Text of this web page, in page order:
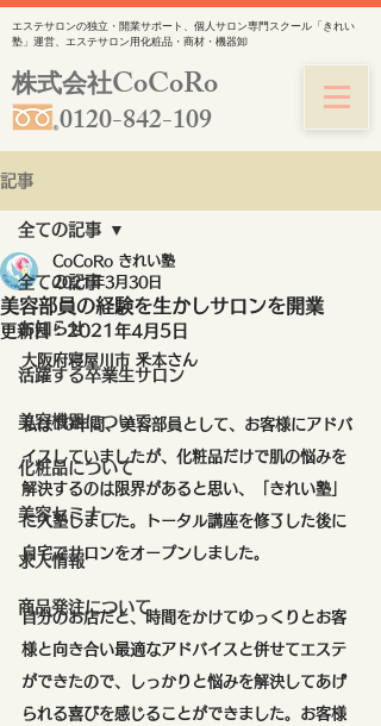
エステサロンの独立・開業サポート、個人サロン専門スクール「きれい
塾」運営、エステサロン用化粧品・商材・機器卸
株式会社CoCoRo
0120-842-109
記事
全ての記事
お知らせ
活躍する卒業生サロン
美容機器について
化粧品について
美容セミナー
求人情報
商品発注について
全ての記事
美容部員の経験を生かしサロンを開業
CoCoRo きれい塾
2021年3月30日
更新日：2021年4月5日
大阪府寝屋川市 釆本さん
私は10年間、美容部員として、お客様にアドバ
イスしていましたが、化粧品だけで肌の悩みを
解決するのは限界があると思い、「きれい塾」
に入塾しました。トータル講座を修了した後に
自宅でサロンをオープンしました。
自分のお店だと、時間をかけてゆっくりとお客
様と向き合い最適なアドバイスと併せてエステ
ができたので、しっかりと悩みを解決してあげ
られる喜びを感じることができました。お客様